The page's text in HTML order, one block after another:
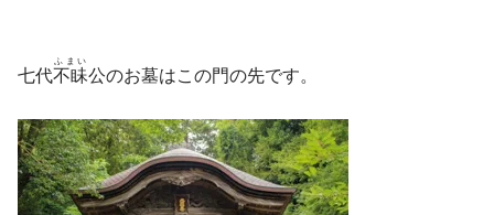
七代不眛
ふまい
公のお墓はこの門の先です。